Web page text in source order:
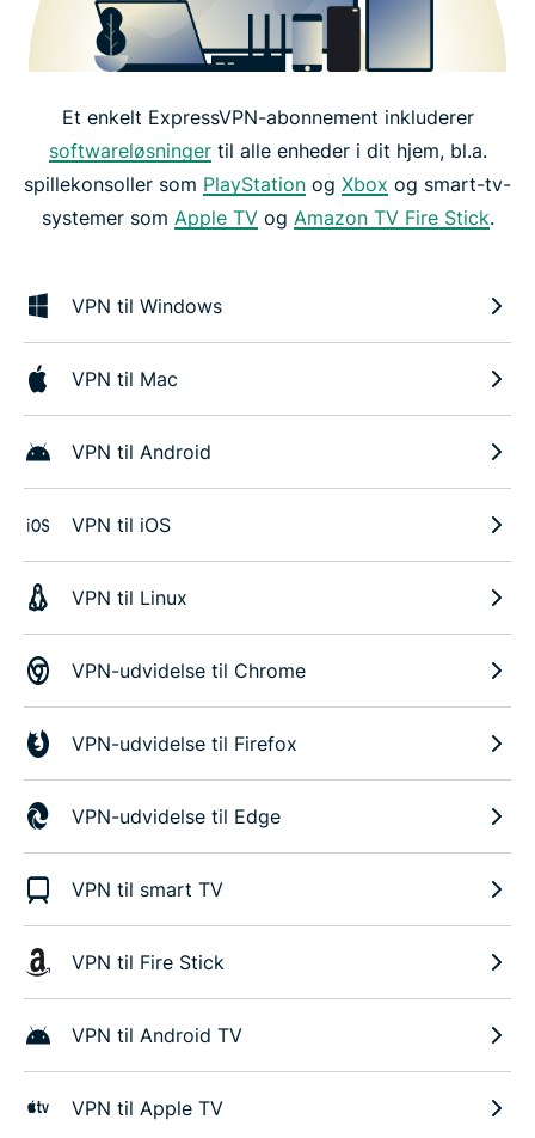
Et enkelt ExpressVPN-abonnement inkluderer
softwareløsningertil alle enheder i dit hjem, bl.a.
spillekonsoller som PlayStation og Xbox og smart-tv-
systemer som Apple TVog Amazon TV Fire Stick.
VPN til Windows
VPN til Mac
VPN til Android
VPN til iOS
VPN til Linux
VPN-udvidelse til Chrome
VPN-udvidelse til Firefox
VPN-udvidelse til Edge
VPN til smart TV
VPN til Fire Stick
VPN til Android TV
VPN til Apple TV